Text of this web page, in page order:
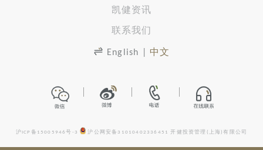
沪ICP备15005946号-3 沪公网安备31010402336451 开健投资管理(上海)有限公司
凯健资讯
联系我们
English 中文